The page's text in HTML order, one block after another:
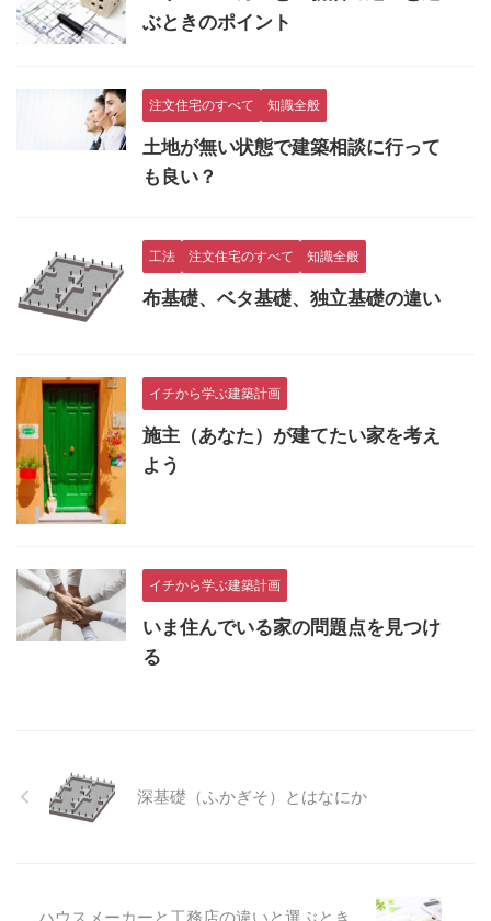
ぶときのポイント
注文住宅のすべて 知識全般
土地が無い状態で建築相談に行って
も良い？
工法 注文住宅のすべて 知識全般
布基礎、ベタ基礎、独立基礎の違い
イチから学ぶ建築計画
施主（あなた）が建てたい家を考え
よう
イチから学ぶ建築計画
いま住んでいる家の問題点を見つけ
る
深基礎（ふかぎそ）とはなにか
ハウスメーカーと工務店の違いと選ぶとき